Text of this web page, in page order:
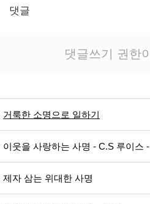
댓글
댓글쓰기 권한
거룩한 소명으로 일하기
이웃을 사랑하는 사명 - C.S 루이스 -
제자 삼는 위대한 사명